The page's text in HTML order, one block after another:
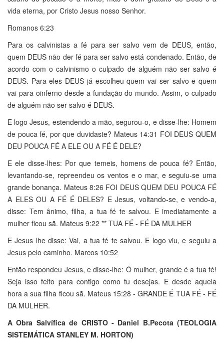
vida eterna, por Cristo Jesus nosso Senhor.
Romanos 6:23
Para os calvinistas a fé para ser salvo vem de DEUS, então,
quem DEUS não der fé para ser salvo está condenado. Então, de
acordo com o calvinismo o culpado de alguém não ser salvo é
DEUS. Para eles DEUS já escolheu quem vai ser salvo e quem
vai para oinferno desde a fundação do mundo. Assim, o culpado
de alguém não ser salvo é DEUS.
E logo Jesus, estendendo a mão, segurou-o, e disse-lhe: Homem
de pouca fé, por que duvidaste? Mateus 14:31 FOI DEUS QUEM
DEU POUCA FÉ A ELE OU A FÉ É DELE?
E ele disse-lhes: Por que temeis, homens de pouca fé? Então,
levantando-se, repreendeu os ventos e o mar, e seguiu-se uma
grande bonança. Mateus 8:26 FOI DEUS QUEM DEU POUCA FÉ
A ELES OU A FÉ É DELES? E Jesus, voltando-se, e vendo-a,
disse: Tem ânimo, filha, a tua fé te salvou. E imediatamente a
mulher ficou sã. Mateus 9:22 ** TUA FÉ - FÉ DA MULHER
E Jesus lhe disse: Vai, a tua fé te salvou. E logo viu, e seguiu a
Jesus pelo caminho. Marcos 10:52
Então respondeu Jesus, e disse-lhe: Ó mulher, grande é a tua fé!
Seja isso feito para contigo como tu desejas. E desde aquela
hora a sua filha ficou sã. Mateus 15:28 - GRANDE É TUA FÉ - FÉ
DA MULHER.
A Obra Salvífica de CRISTO - Daniel B.Pecota (TEOLOGIA
SISTEMÁTICA STANLEY M. HORTON)